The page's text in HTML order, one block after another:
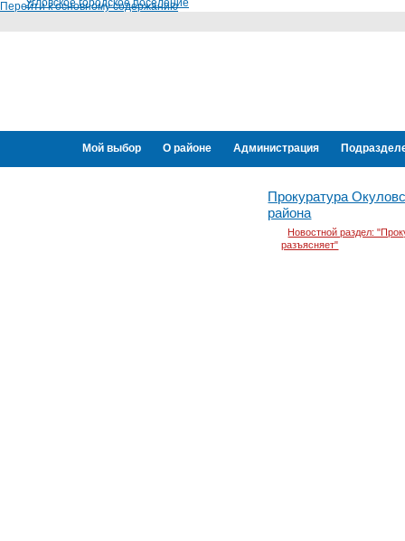
Перейти к основному содержанию
Угловское городское поселение
Мой выбор О районе Администрация
Прокуратура
района
Новостной раздел:
разъясняет"